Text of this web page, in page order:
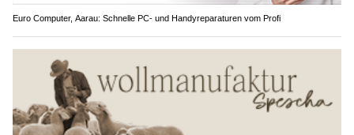
Euro Computer, Aarau: Schnelle PC- und Handyreparaturen vom Profi